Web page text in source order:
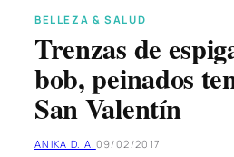
BELLEZA & SALUD
Trenzas de
bob, peinados
San Valentín
ANIKA D. A. 09/02/2017